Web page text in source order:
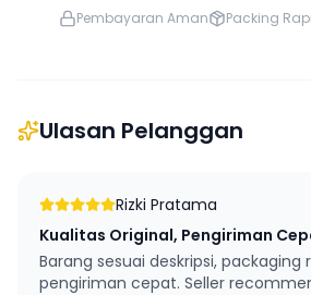
Pembayaran Aman Packing Rapi
Ulasan Pelanggan
Rizki Pratama
Kualitas Original, Pengiriman
Barang sesuai deskripsi, packaging
pengiriman cepat. Seller